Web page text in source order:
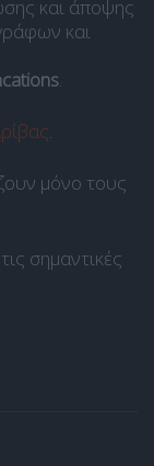
και άποψης
και
.
.
μόνο τους
σημαντικές